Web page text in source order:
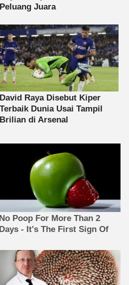
No Poop For More Than 2
Days - It's The First Sign Of